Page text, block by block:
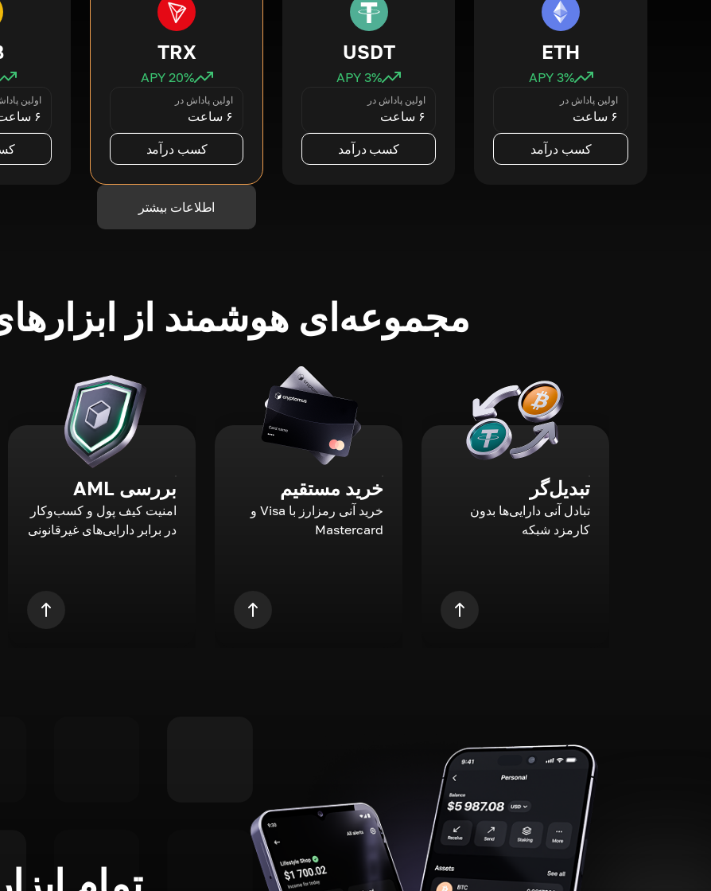
ETH
3% APY
اولین پاداش در
۶ ساعت
کسب درآمد
USDT
3% APY
اولین پاداش در
۶ ساعت
کسب درآمد
TRX
20% APY
اولین پاداش در
۶ ساعت
کسب درآمد
اولین
۶ ساعت
اطلاعات بیشتر
مجموعه‌ای هوشمند از
تبدیل‌گر
تبادل آنی دارایی‌ها بدون
کارمزد شبکه
خرید مستقیم
خرید آنی رمزارز با Visa و
Mastercard
بررسی AML
امنیت کیف پول و کسب‌وکار
در برابر دارایی‌های غیرقانونی